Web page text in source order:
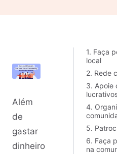
Além
de
gastar
dinheiro
1. Faça
local
2. Rede
3. Apoie
4.
5.
6. Faça
na